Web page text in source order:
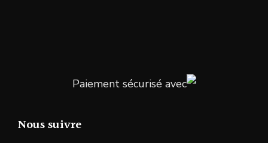
Paiement sécurisé avec
Nous suivre